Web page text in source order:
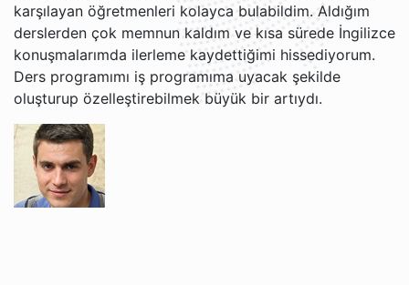
karşılayan öğretmenleri kolayca bulabildim. Aldığım
derslerden çok memnun kaldım ve kısa sürede İngilizce
konuşmalarımda ilerleme kaydettiğimi hissediyorum.
Ders programımı iş programıma uyacak şekilde
oluşturup özelleştirebilmek büyük bir artıydı.